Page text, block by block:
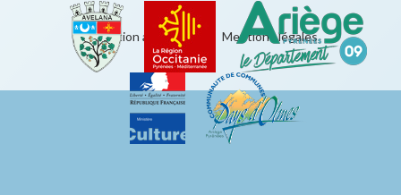
Éducation artistique Mentions légales